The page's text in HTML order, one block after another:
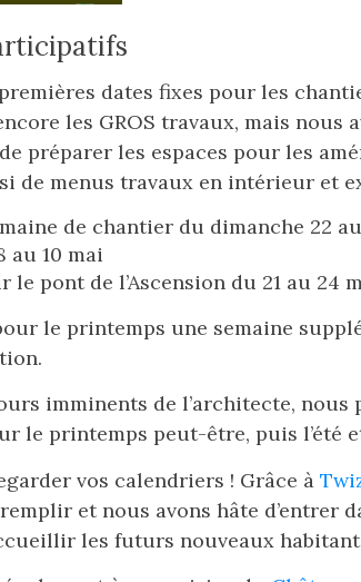
dates fixes pour les
les GROS travaux, mais nous
préparer les espaces pour les
de menus travaux en intérieur et
de chantier du dimanche 22
au 10 mai
le pont de l’Ascension du 21 au 24
le printemps une semaine
imminents de l’architecte,
le printemps peut-être, puis l’été
vos calendriers ! Grâce à
et nous avons hâte d’entrer
les futurs nouveaux